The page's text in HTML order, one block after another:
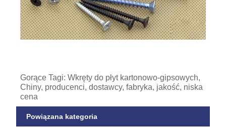
Gorące Tagi: Wkręty do płyt kartonowo-gipsowych,
Chiny, producenci, dostawcy, fabryka, jakość, niska
cena
Powiązana kategoria